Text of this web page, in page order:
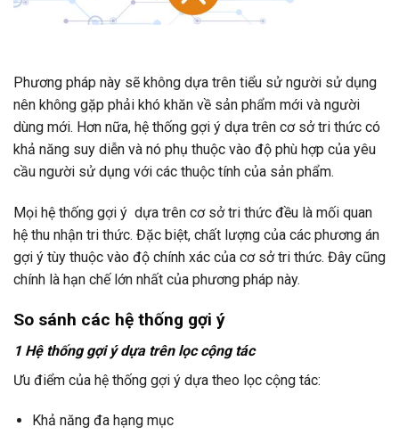
Phương pháp này sẽ không dựa trên tiểu sử người sử dụng
nên không gặp phải khó khăn về sản phẩm mới và người
dùng mới. Hơn nữa, hệ thống gợi ý dựa trên cơ sở tri thức có
khả năng suy diễn và nó phụ thuộc vào độ phù hợp của yêu
cầu người sử dụng với các thuộc tính của sản phẩm.
Mọi hệ thống gợi ý dựa trên cơ sở tri thức đều là mối quan
hệ thu nhận tri thức. Đặc biệt, chất lượng của các phương án
gợi ý tùy thuộc vào độ chính xác của cơ sở tri thức. Đây cũng
chính là hạn chế lớn nhất của phương pháp này.
So sánh các hệ thống gợi ý
1 Hệ thống gợi ý dựa trên lọc cộng tác
Ưu điểm của hệ thống gợi ý dựa theo lọc cộng tác:
Khả năng đa hạng mục